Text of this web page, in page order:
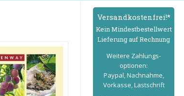
Versand­kostenfrei!*
Kein Mindest­bestell­wert
Lieferung auf Rechnung
Weitere Zahlungs­
optionen:
Paypal, Nachnahme,
Vorkasse, Lastschrift